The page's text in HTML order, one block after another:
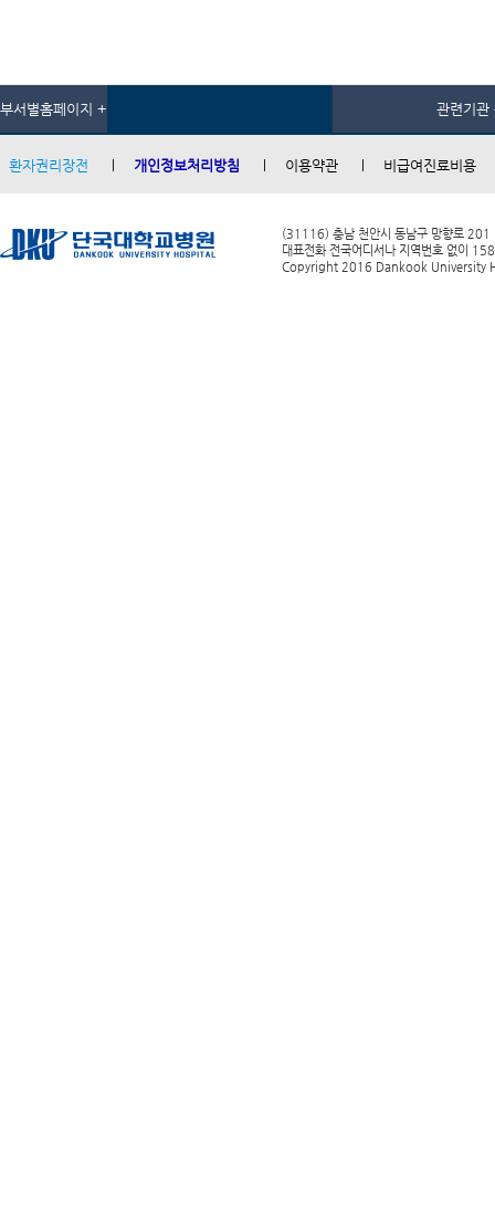
부서별홈페이지 + 관련기관
환자권리장전 개인정보처리방침 이용약관 비급여진료비용
(31116) 충남 천안시 동남구 망향로 201
대표전화 전국어디서나 지역번호 없이
Copyright 2016 Dankook University